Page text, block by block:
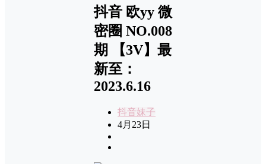
抖音 欧yy 微
密圈 NO.008
期 【3V】最
新至：
2023.6.16
抖音妹子
4月23日